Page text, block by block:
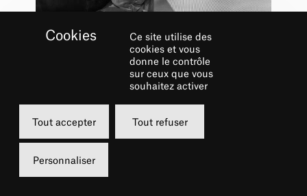
Concerts du dimanche matin
QUATUOR
MODIGLIANI /
DENIS PODALYDÈS
28 JUIN 2026
Ce site utilise des
cookies et vous
donne le contrôle
sur ceux que vous
souhaitez activer
Tout accepter Tout refuser
Personnaliser